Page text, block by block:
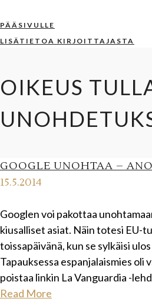
PÄÄSIVULLE
LISÄTIETOA KIRJOITTAJASTA
OIKEUS
GOOGLE UNOHTAA –
15.5.2014
Googlen voi pakottaa
kiusalliset asiat. Näin totesi EU-
toissapäivänä, kun se sylkäisi
Tapauksessa espanjalaismies oli
poistaa linkin La Vanguardia -
Read More